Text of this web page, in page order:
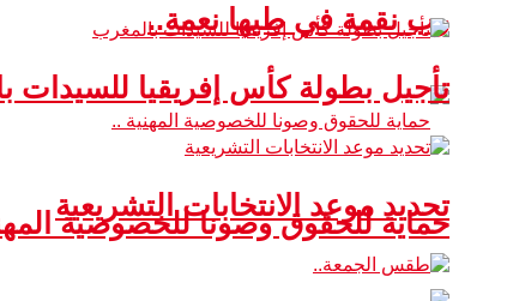
رب نقمة في طيها نعمة..
حماية للحقوق وصونا للخصوصية
تأجيل بطولة كأس إفريقيا للسيدات
تحديد موعد الانتخابات التشريعية